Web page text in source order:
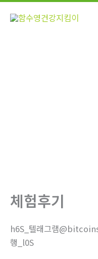
콘
체험후기
h6S_텔래그램
행_l0S